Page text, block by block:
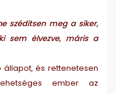
szédítsen meg a siker,
sem élvezve, máris a
és rettenetesen
ember az